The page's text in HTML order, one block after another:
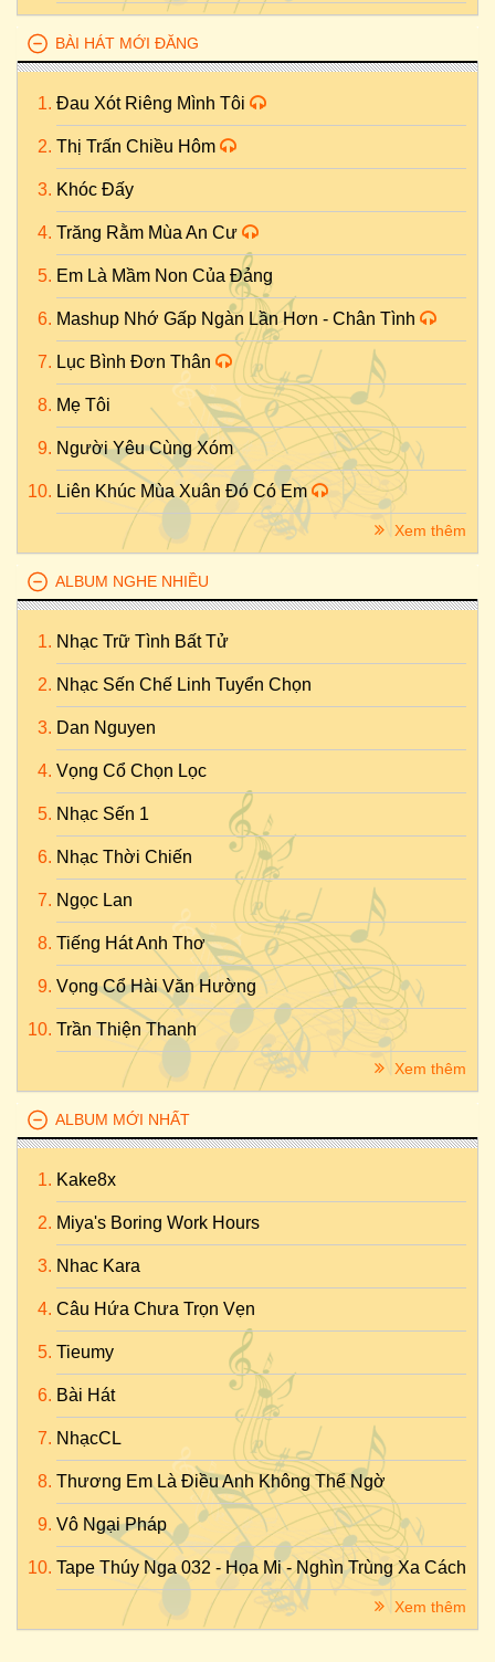
BÀI HÁT MỚI ĐĂNG
Đau Xót Riêng Mình Tôi
Thị Trấn Chiều Hôm
Khóc Đấy
Trăng Rằm Mùa An Cư
Em Là Mầm Non Của Đảng
Mashup Nhớ Gấp Ngàn Lần Hơn - Chân Tình
Lục Bình Đơn Thân
Mẹ Tôi
Người Yêu Cùng Xóm
Liên Khúc Mùa Xuân Đó Có Em
Xem thêm
ALBUM NGHE NHIỀU
Nhạc Trữ Tình Bất Tử
Nhạc Sến Chế Linh Tuyển Chọn
Dan Nguyen
Vọng Cổ Chọn Lọc
Nhạc Sến 1
Nhạc Thời Chiến
Ngọc Lan
Tiếng Hát Anh Thơ
Vọng Cổ Hài Văn Hường
Trần Thiện Thanh
Xem thêm
ALBUM MỚI NHẤT
Kake8x
Miya's Boring Work Hours
Nhac Kara
Câu Hứa Chưa Trọn Vẹn
Tieumy
Bài Hát
NhạcCL
Thương Em Là Điều Anh Không Thể Ngờ
Vô Ngại Pháp
Tape Thúy Nga 032 - Họa Mi - Nghìn Trùng Xa Cách
Xem thêm